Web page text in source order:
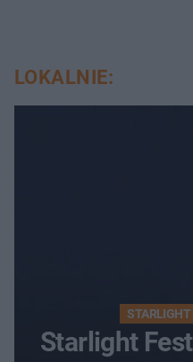
LOKALNIE:
Starlight